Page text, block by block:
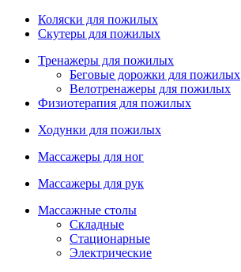
Коляски для пожилых
Скутеры для пожилых
Тренажеры для пожилых
Беговые дорожки для пожилых
Велотренажеры для пожилых
Физиотерапия для пожилых
Ходунки для пожилых
Массажеры для ног
Массажеры для рук
Массажные столы
Складные
Стационарные
Электрические